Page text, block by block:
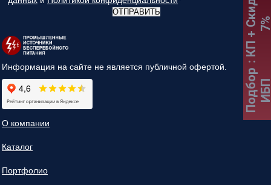
ОТПРАВИТЬ
Информация на сайте не является публичной офертой.
О компании
Каталог
Портфолио
Подбор
:
К
П
+
С
к
и
д
к
а
7